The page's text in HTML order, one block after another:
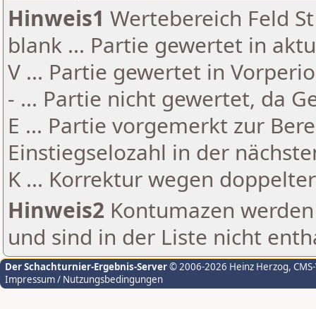
Hinweis1 Wertebereich Feld
blank ... Partie gewertet in
V ... Partie gewertet in
- ... Partie nicht gewertet, da
E ... Partie vorgemerkt zur
Einstiegselozahl in der
K ... Korrektur wegen
Hinweis2 Kontumazen
und sind in der Liste nicht
Der Schachturnier-Ergebnis-Server© 2006-2026 Heinz Herzog,
Impressum / Nutzungsbedingungen